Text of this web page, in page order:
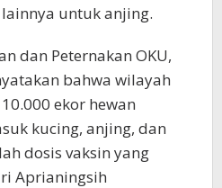
untuk anjing.
dan Peternakan OKU,
bahwa wilayah
ekor hewan
kucing, anjing, dan
dosis vaksin yang
Aprianingsih